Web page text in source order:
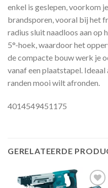
enkel is geslepen, voorkom
brandsporen, vooral bij het
radius sluit naadloos aan op
5°-hoek, waardoor het
de compacte bouw werk je
vanaf een plaatstapel.
randen mooi wilt afronden.
4014549451175
GERELATEERDE